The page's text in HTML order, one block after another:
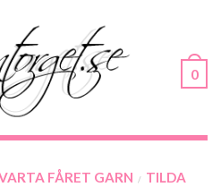
0
FÅRET GARN /
TILDA